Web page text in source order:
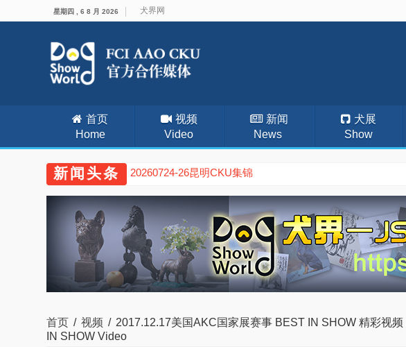
星期四 , 6 8 月 2026 犬界网
首页
Home
视频
Video
新闻
News
犬展
Show
新闻头条 20260724-26昆明CKU集锦
首页 / 视频 / 2017.12.17美国AKC国家展赛事 BEST IN SHOW 精彩视
IN SHOW Video